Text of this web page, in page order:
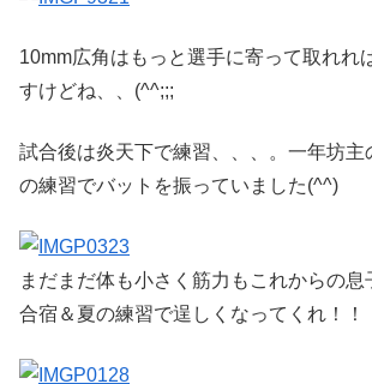
10mm広角はもっと選手に寄って取れれ
すけどね、、(^^;;;
試合後は炎天下で練習、、、。一年坊主
の練習でバットを振っていました(^^)
まだまだ体も小さく筋力もこれからの息
合宿＆夏の練習で逞しくなってくれ！！